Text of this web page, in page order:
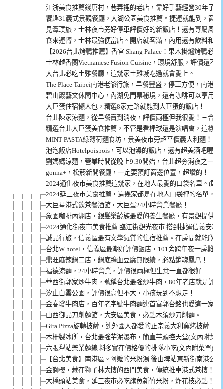
江浙美食推薦錢唐村，巷弄裡的老店，靠好手藝經營30年了！
饗趣31義式景觀餐廳，大湖公園美食推薦。捷運就能到，窗外
見潭璞旅，士林夜市旁好停車評價好的新飯店！還有專屬風呂
食來運轉，士林最強便當店。開店就客滿，內用還有飲料和滷
【2026台北烤鴨推薦】香宮 Shang Palace：果木掛爐烤鴨必
士林越香蘭Vietnamese Fusion Cuisine，環境舒服，評價還不
大台北必吃土雞餐廳，這幾家土雞城吃過就會愛上。
The Place Taipei南港老爺行旅，早餐豐盛，停車方便，南港展
碧山巖藝文休閒中心，內湖免門票秘境，還有咖啡可以享用！
大巨蛋住宿懶人包，精選8家走路就能到大巨蛋的飯店！
台北陳家涼麵，從早餐賣到消夜，評價兩極但我很愛！三合一
精選台北大巨蛋美食推薦，不管是看棒球還是演唱會，這樣吃
MINT PASTA綠薄荷麵食坊，景美夜市旁超平價義大利麵！
泡泡飯店Hotelpoispois，可以泡澡的飯店，還有超美酒吧喔！
劉媽媽涼麵，營業時間從晚上9:30開始，台北超夯消夜之一！
gonna+，松菸新開餐廳，一定要預訂窗邊位置，超讚的！
2024通化夜市美食推薦這幾家，在地人最愛的口袋名單。(臨
2024延三夜市美食推薦，這幾家都是在地人口袋裡的名單，
大巨星港式飲茶餐酒館，大巨蛋24小時營業餐廳！
象園咖啡內湖店，銀髮樂齡族最愛的養生餐廳，有景觀提供原
2024通化街夜市美食推薦 臨江街觀光夜市 搭到捷運信義安和
誠品行旅，信義區最有文學氣質的住宿推薦。在房間就能欣賞
台北W hotel，信義區最潮好評價飯店，101旁跨年夜一房難求
鼎旺麻辣鍋二店，鍋底鴨血豆腐無限續，必點銷魂鳳爪！
福德涼麵，24小時營業，評價很兩極但生意一直都很好
華西街郭家炒牛肉，號稱台北最強炒牛肉，80年老店就是評價
汐止白雲公園，評價很高但不大，小孩玩到不想走！
金春發牛肉店，百年老字號牛肉麵連首富郭台銘也愛這一家！
山西御品刀削麵館，大安區美食，必點木須炒刀削麵。
Gira Pizza旋轉披薩，連外國人都愛的正宗義大利窯烤披薩
木柵製冰所，台北最強芋泥瀑布，簡直芋頭控天堂(文內附菜
六張犁站樂業麵線 料多實在價格優的排隊小吃(文內附菜單)
【台北美食】南港區。阿嬤的米粉湯 後山埤站東新街南港公
金獅樓，藏在獅子林大樓的西門美食，傳統推車港式茶樓！
大橋頭站美食，延三夜市必吃旗魚新竹米粉，炸花枝必點！